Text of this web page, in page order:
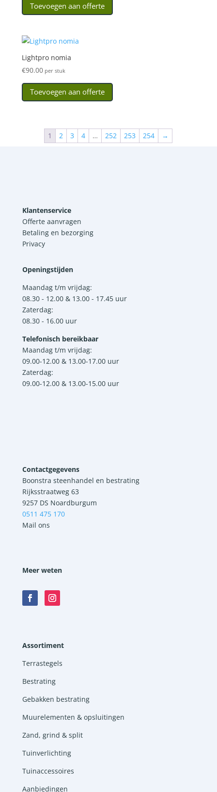
Toevoegen aan offerte
Lightpro nomia
€90.00per stuk
Toevoegen aan offerte
1 2 3 4 … 252 253 254 →
Klantenservice
Offerte aanvragen
Betaling en bezorging
Privacy
Openingstijden
Maandag t/m vrijdag:
08.30 - 12.00 & 13.00 - 17.45 uur
Zaterdag:
08.30 - 16.00 uur
Telefonisch bereikbaar
Maandag t/m vrijdag:
09.00-12.00 & 13.00-17.00 uur
Zaterdag:
09.00-12.00 & 13.00-15.00 uur
Contactgegevens
Boonstra steenhandel en bestrating
Rijksstraatweg 63
9257 DS Noardburgum
0511 475 170
Mail ons
Meer weten
Assortiment
Terrastegels
Bestrating
Gebakken bestrating
Muurelementen & opsluitingen
Zand, grind & split
Tuinverlichting
Tuinaccessoires
Aanbiedingen